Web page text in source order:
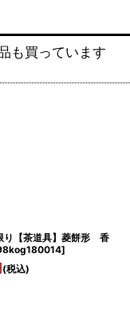
も買っています
り【茶道具】菱餅形 香
]
(税込)